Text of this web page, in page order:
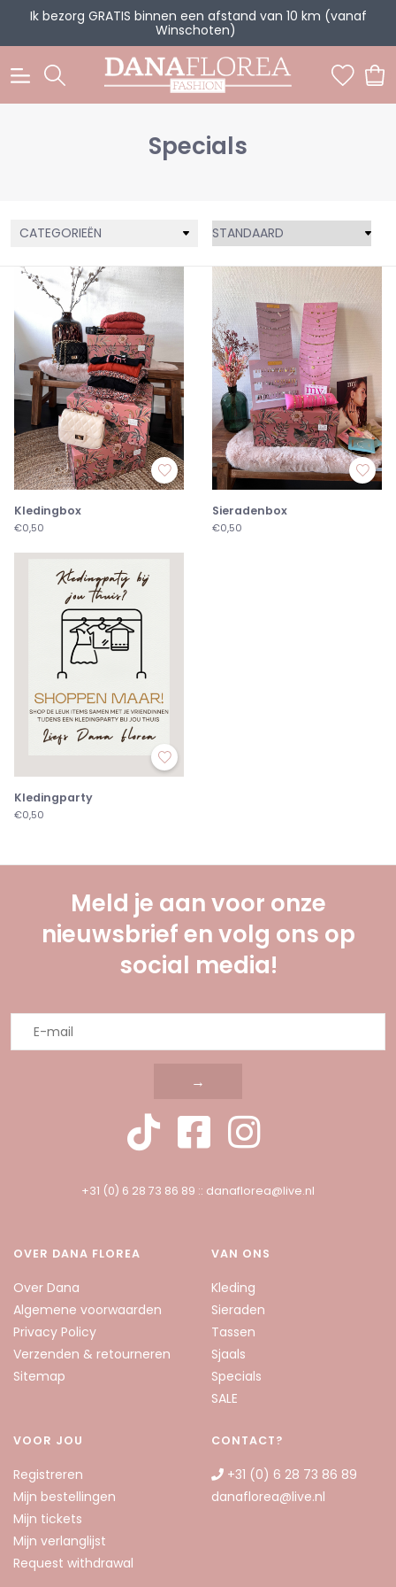
Ik bezorg GRATIS binnen een afstand van 10 km (vanaf
Winschoten)
Specials
CATEGORIEËN
Kledingbox
€0,50
Sieradenbox
€0,50
Kledingparty
€0,50
Meld je aan voor onze
nieuwsbrief en volg ons op
social media!
→
+31 (0) 6 28 73 86 89 :: danaflorea@live.nl
OVER DANA FLOREA
Over Dana
Algemene voorwaarden
Privacy Policy
Verzenden & retourneren
Sitemap
VAN ONS
Kleding
Sieraden
Tassen
Sjaals
Specials
SALE
VOOR JOU
Registreren
Mijn bestellingen
Mijn tickets
Mijn verlanglijst
Request withdrawal
CONTACT?
+31 (0) 6 28 73 86 89
danaflorea@live.nl